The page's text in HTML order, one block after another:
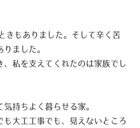
きもありました。そして辛く苦
ました。
、私を支えてくれたのは家族でし
持ちよく暮らせる家。
も大工工事でも、見えないところ